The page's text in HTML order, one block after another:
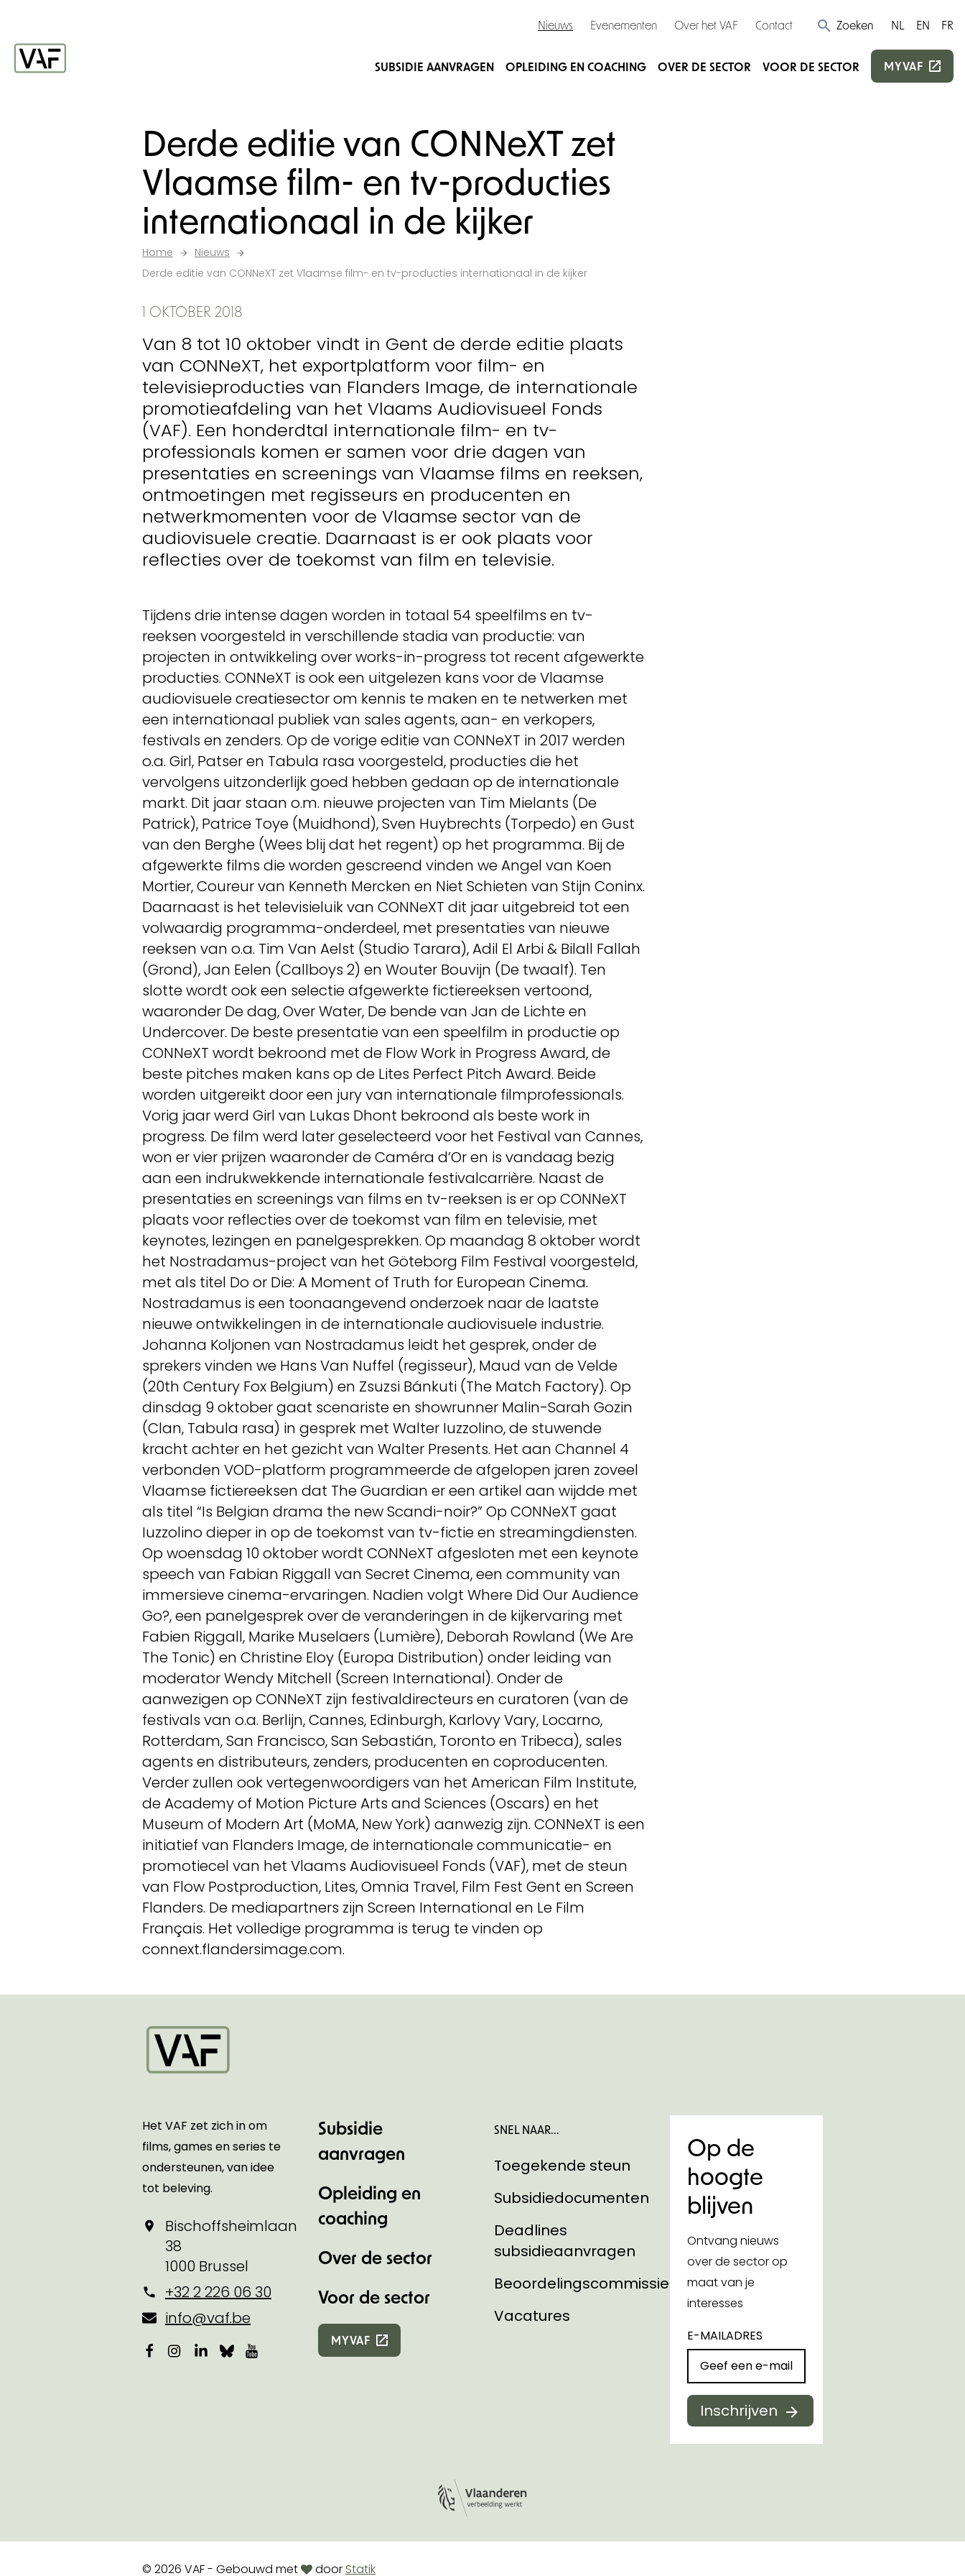
Nieuws Evenementen Over het VAF Contact Zoeken NL EN FR
SUBSIDIE AANVRAGEN OPLEIDING EN COACHING OVER DE SECTOR VOOR DE SECTOR MYVAF
Derde editie van CONNeXT zet
Vlaamse film- en tv-producties
internationaal in de kijker
Home
Nieuws
Derde editie van CONNeXT zet Vlaamse film- en tv-producties internationaal in de kijker
1 OKTOBER 2018
Van 8 tot 10 oktober vindt in Gent de derde editie plaats
van CONNeXT, het exportplatform voor film- en
televisieproducties van Flanders Image, de internationale
promotieafdeling van het Vlaams Audiovisueel Fonds
(VAF). Een honderdtal internationale film- en tv-
professionals komen er samen voor drie dagen van
presentaties en screenings van Vlaamse films en reeksen,
ontmoetingen met regisseurs en producenten en
netwerkmomenten voor de Vlaamse sector van de
audiovisuele creatie. Daarnaast is er ook plaats voor
reflecties over de toekomst van film en televisie.
Tijdens drie intense dagen worden in totaal 54 speelfilms en tv-
reeksen voorgesteld in verschillende stadia van productie: van
projecten in ontwikkeling over works-in-progress tot recent afgewerkte
producties. CONNeXT is ook een uitgelezen kans voor de Vlaamse
audiovisuele creatiesector om kennis te maken en te netwerken met
een internationaal publiek van sales agents, aan- en verkopers,
festivals en zenders. Op de vorige editie van CONNeXT in 2017 werden
o.a. Girl, Patser en Tabula rasa voorgesteld, producties die het
vervolgens uitzonderlijk goed hebben gedaan op de internationale
markt. Dit jaar staan o.m. nieuwe projecten van Tim Mielants (De
Patrick), Patrice Toye (Muidhond), Sven Huybrechts (Torpedo) en Gust
van den Berghe (Wees blij dat het regent) op het programma. Bij de
afgewerkte films die worden gescreend vinden we Angel van Koen
Mortier, Coureur van Kenneth Mercken en Niet Schieten van Stijn Coninx.
Daarnaast is het televisieluik van CONNeXT dit jaar uitgebreid tot een
volwaardig programma-onderdeel, met presentaties van nieuwe
reeksen van o.a. Tim Van Aelst (Studio Tarara), Adil El Arbi & Bilall Fallah
(Grond), Jan Eelen (Callboys 2) en Wouter Bouvijn (De twaalf). Ten
slotte wordt ook een selectie afgewerkte fictiereeksen vertoond,
waaronder De dag, Over Water, De bende van Jan de Lichte en
Undercover. De beste presentatie van een speelfilm in productie op
CONNeXT wordt bekroond met de Flow Work in Progress Award, de
beste pitches maken kans op de Lites Perfect Pitch Award. Beide
worden uitgereikt door een jury van internationale filmprofessionals.
Vorig jaar werd Girl van Lukas Dhont bekroond als beste work in
progress. De film werd later geselecteerd voor het Festival van Cannes,
won er vier prijzen waaronder de Caméra d’Or en is vandaag bezig
aan een indrukwekkende internationale festivalcarrière. Naast de
presentaties en screenings van films en tv-reeksen is er op CONNeXT
plaats voor reflecties over de toekomst van film en televisie, met
keynotes, lezingen en panelgesprekken. Op maandag 8 oktober wordt
het Nostradamus-project van het Göteborg Film Festival voorgesteld,
met als titel Do or Die: A Moment of Truth for European Cinema.
Nostradamus is een toonaangevend onderzoek naar de laatste
nieuwe ontwikkelingen in de internationale audiovisuele industrie.
Johanna Koljonen van Nostradamus leidt het gesprek, onder de
sprekers vinden we Hans Van Nuffel (regisseur), Maud van de Velde
(20th Century Fox Belgium) en Zsuzsi Bánkuti (The Match Factory). Op
dinsdag 9 oktober gaat scenariste en showrunner Malin-Sarah Gozin
(Clan, Tabula rasa) in gesprek met Walter Iuzzolino, de stuwende
kracht achter en het gezicht van Walter Presents. Het aan Channel 4
verbonden VOD-platform programmeerde de afgelopen jaren zoveel
Vlaamse fictiereeksen dat The Guardian er een artikel aan wijdde met
als titel “Is Belgian drama the new Scandi-noir?” Op CONNeXT gaat
Iuzzolino dieper in op de toekomst van tv-fictie en streamingdiensten.
Op woensdag 10 oktober wordt CONNeXT afgesloten met een keynote
speech van Fabian Riggall van Secret Cinema, een community van
immersieve cinema-ervaringen. Nadien volgt Where Did Our Audience
Go?, een panelgesprek over de veranderingen in de kijkervaring met
Fabien Riggall, Marike Muselaers (Lumière), Deborah Rowland (We Are
The Tonic) en Christine Eloy (Europa Distribution) onder leiding van
moderator Wendy Mitchell (Screen International). Onder de
aanwezigen op CONNeXT zijn festivaldirecteurs en curatoren (van de
festivals van o.a. Berlijn, Cannes, Edinburgh, Karlovy Vary, Locarno,
Rotterdam, San Francisco, San Sebastián, Toronto en Tribeca), sales
agents en distributeurs, zenders, producenten en coproducenten.
Verder zullen ook vertegenwoordigers van het American Film Institute,
de Academy of Motion Picture Arts and Sciences (Oscars) en het
Museum of Modern Art (MoMA, New York) aanwezig zijn. CONNeXT is een
initiatief van Flanders Image, de internationale communicatie- en
promotiecel van het Vlaams Audiovisueel Fonds (VAF), met de steun
van Flow Postproduction, Lites, Omnia Travel, Film Fest Gent en Screen
Flanders. De mediapartners zijn Screen International en Le Film
Français. Het volledige programma is terug te vinden op
connext.flandersimage.com.
Het VAF zet zich in om
films, games en series te
ondersteunen, van idee
tot beleving.
Bischoffsheimlaan
38
1000 Brussel
+32 2 226 06 30
info@vaf.be
Facebook
Instagram
LinkedIn
BlueskyYouTube
Subsidie
aanvragen
Opleiding en
coaching
Over de sector
Voor de sector
MYVAF
SNEL NAAR...
Toegekende steun
Subsidiedocumenten
Deadlines
subsidieaanvragen
Beoordelingscommissies
Vacatures
Op de
hoogte
blijven
Ontvang nieuws
over de sector op
maat van je
interesses
E-MAILADRES
Inschrijven
© 2026 VAF - Gebouwd metlovedoor Statik